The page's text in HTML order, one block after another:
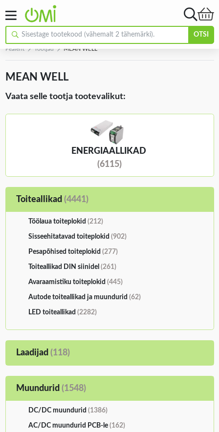
OTSI
Pealeht Tootjad MEAN WELL
MEAN WELL
Vaata selle tootja tootevalikut:
ENERGIAALLIKAD
(6115)
Toiteallikad (4441)
Töölaua toiteplokid (212)
Sisseehitatavad toiteplokid (902)
Pesapõhised toiteplokid (277)
Toiteallikad DIN siinidel (261)
Avaraamistiku toiteplokid (445)
Autode toiteallikad ja muundurid (62)
LED toiteallikad (2282)
Laadijad (118)
Muundurid (1548)
DC/DC muundurid (1386)
AC/DC muundurid PCB-le (162)